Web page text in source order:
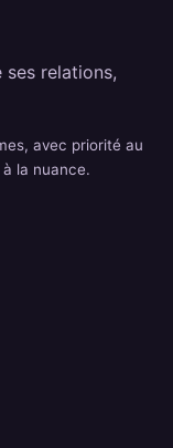
ses relations,
avec priorité au
la nuance.